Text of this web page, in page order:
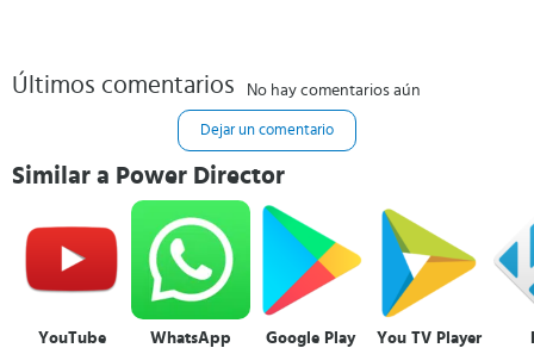
Últimos comentarios No hay comentarios aún
Dejar un comentario
Similar a Power Director
YouTube
WhatsApp
Google Play
You TV Player